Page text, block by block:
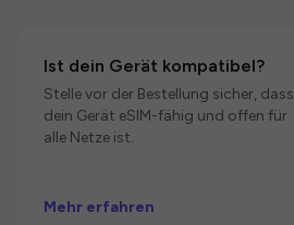
Ist dein Gerät kompatibel?
Stelle vor der Bestellung sicher, dass
dein Gerät eSIM-fähig und offen für
alle Netze ist.
Mehr erfahren